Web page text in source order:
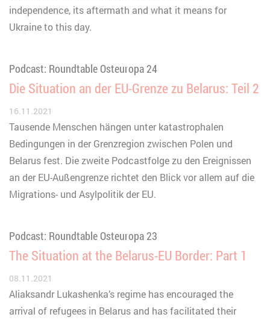
independence, its aftermath and what it means for
Ukraine to this day.
Podcast: Roundtable Osteuropa 24
Die Situation an der EU-Grenze zu Belarus: Teil 2
16.11.2021
Tausende Menschen hängen unter katastrophalen
Bedingungen in der Grenzregion zwischen Polen und
Belarus fest. Die zweite Podcastfolge zu den Ereignissen
an der EU-Außengrenze richtet den Blick vor allem auf die
Migrations- und Asylpolitik der EU.
Podcast: Roundtable Osteuropa 23
The Situation at the Belarus-EU Border: Part 1
08.11.2021
Aliaksandr Lukashenka’s regime has encouraged the
arrival of refugees in Belarus and has facilitated their